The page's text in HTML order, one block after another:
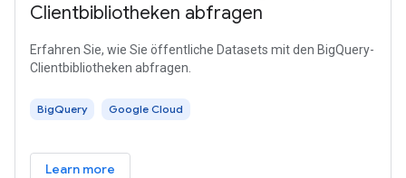
Clientbibliotheken abfragen
Erfahren Sie, wie Sie öffentliche Datasets mit den BigQuery-
Clientbibliotheken abfragen.
BigQuery Google Cloud
Learn more